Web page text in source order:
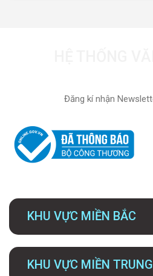
KHU VỰC MIỀN BẮC
KHU VỰC MIỀN TRUNG